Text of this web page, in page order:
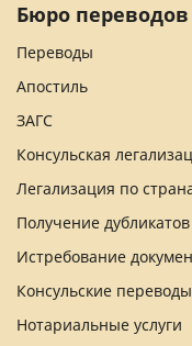
Бюро переводов
Переводы
Апостиль
ЗАГС
Консульская
Легализация по
Получение
Истребование
Консульские переводы
Нотариальные услуги